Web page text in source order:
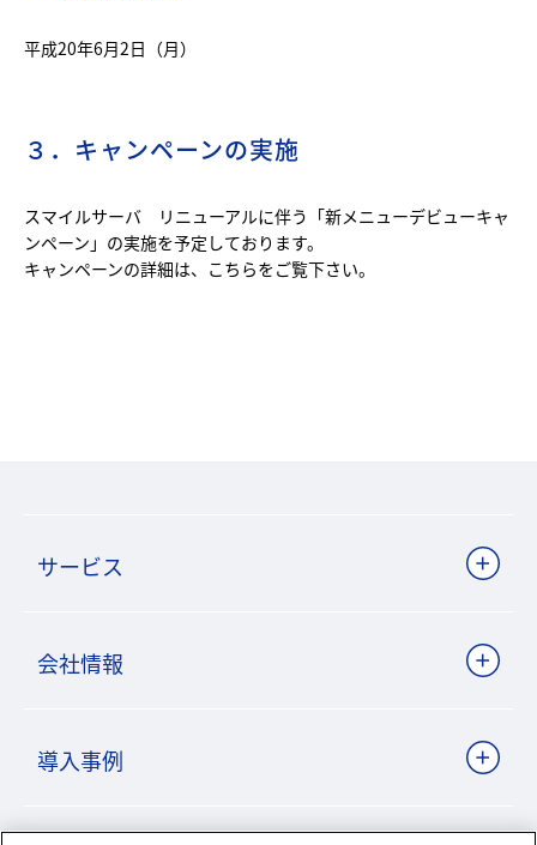
平成20年6月2日（月）
３．キャンペーンの実施
スマイルサーバ リニューアルに伴う「新メニューデビューキャ
ンペーン」の実施を予定しております。
キャンペーンの詳細は、 こちらをご覧下さい。
サービス
会社情報
導入事例